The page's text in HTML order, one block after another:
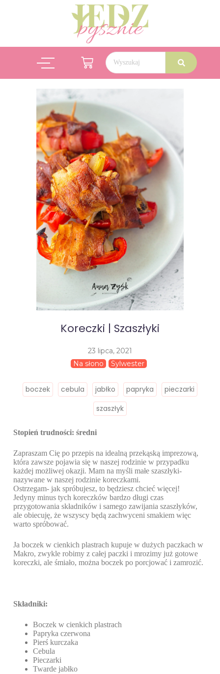
Koreczki | Szaszłyki
23 lipca, 2021
Na słono
Sylwester
boczek cebula jabłko papryka
pieczarki
szaszłyk
Stopień trudności: średni
Zapraszam Cię po przepis na idealną przekąską imprezową,
która zawsze pojawia się w naszej rodzinie w przypadku
każdej możliwej okazji. Mam na myśli małe szaszłyki-
nazywane w naszej rodzinie koreczkami.
Ostrzegam- jak spróbujesz, to będziesz chcieć więcej!
Jedyny minus tych koreczków bardzo długi czas
przygotowania składników i samego zawijania szaszłyków,
ale obiecuję, że wszyscy będą zachwyceni smakiem więc
warto spróbować.
Ja boczek w cienkich plastrach kupuje w dużych paczkach w
Makro, zwykle robimy z całej paczki i mrozimy już gotowe
koreczki, ale śmiało, można boczek po porcjować i zamrozić.
Składniki:
Boczek w cienkich plastrach
Papryka czerwona
Pierś kurczaka
Cebula
Pieczarki
Twarde jabłko